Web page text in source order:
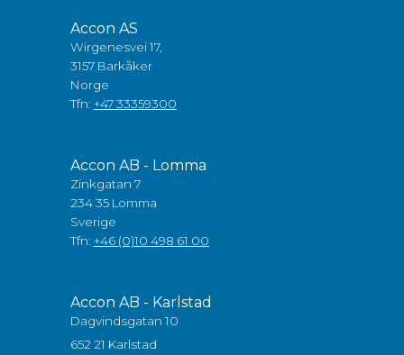
Accon AS
Wirgenesvei 17,
3157 Barkåker
Norge
Tfn: +47 33359300
Accon AB - Lomma
Zinkgatan 7
234 35 Lomma
Sverige
Tfn: +46 (0)10 498 61 00
Accon AB - Karlstad
Dagvindsgatan 10
652 21 Karlstad